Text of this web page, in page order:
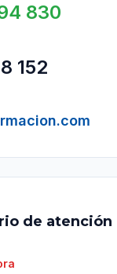
830
152
de atención